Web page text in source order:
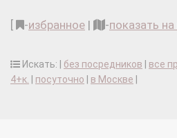
-избранное | -показать на
Искать: | без посредников все
4+к.
посуточно в Москве